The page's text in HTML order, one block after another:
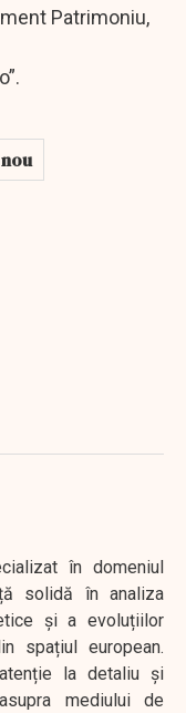
Patrimoniu,
”.
în domeniul
solidă în analiza
și a evoluțiilor
spațiul european.
la detaliu și
mediului de